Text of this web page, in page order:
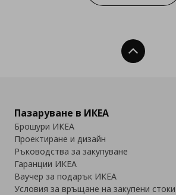
Нагоре
Пазаруване в ИКЕА
Брошури ИКЕА
Проектиране и дизайн
Ръководства за закупуване
Гаранции ИКЕА
Ваучер за подарък ИКЕА
Условия за връщане на закупени стоки